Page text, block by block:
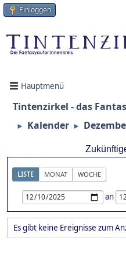
Einloggen
Hauptmenü
Tintenzirkel - das
► Kalender ►
LISTE MONAT WOCHE
an
Es gibt keine Ereignisse zum